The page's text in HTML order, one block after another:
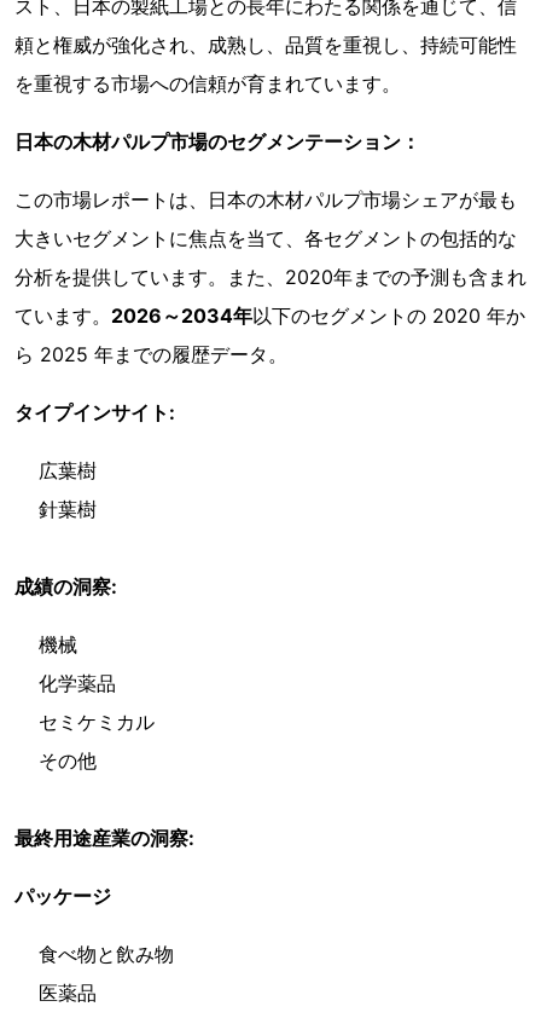
スト、日本の製紙工場との長年にわたる関係を通じて、信
頼と権威が強化され、成熟し、品質を重視し、持続可能性
を重視する市場への信頼が育まれています。
日本の木材パルプ市場のセグメンテーション：
この市場レポートは、日本の木材パルプ市場シェアが最も
大きいセグメントに焦点を当て、各セグメントの包括的な
分析を提供しています。また、2020年までの予測も含まれ
ています。 2026～2034年以下のセグメントの 2020 年か
ら 2025 年までの履歴データ。
タイプインサイト:
広葉樹
針葉樹
成績の洞察:
機械
化学薬品
セミケミカル
その他
最終用途産業の洞察:
パッケージ
食べ物と飲み物
医薬品